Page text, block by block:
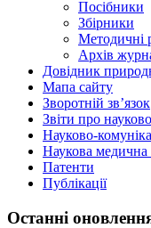
Посібники
Збірники
Методичні
Архів
Довідник
Мапа сайту
Зворотній зв’язок
Звіти про
Науково-
Наукова медична
Патенти
Публікації
Останні